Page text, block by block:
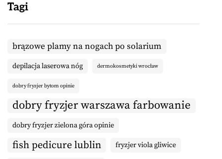
Tagi
brązowe plamy na nogach po solarium
depilacja laserowa nóg dermokosmetyki wrocław
dobry fryzjer bytom opinie
dobry fryzjer warszawa farbowanie
dobry fryzjer zielona góra opinie
fish pedicure lublin fryzjer viola gliwice